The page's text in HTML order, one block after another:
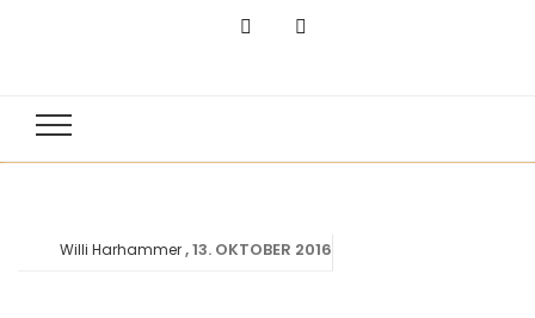
Willi Harhammer 13. OKTOBER 2016